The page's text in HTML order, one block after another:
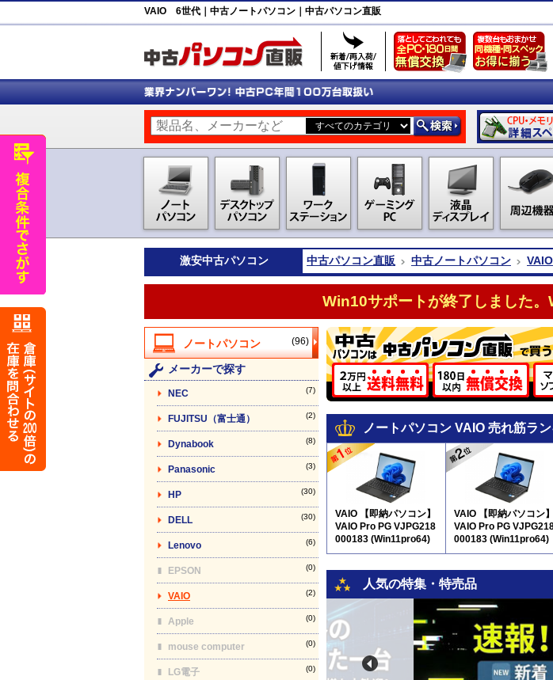
VAIO 6世代｜中古ノートパソコン｜中古パソコン直販
激安中古パソコン 中古パソコン直販 中古ノートパソコン VAIO
Win10サポートが終了しました。
(96)
メーカーで探す
NEC (7)
FUJITSU（富士通） (2)
Dynabook (8)
Panasonic (3)
HP (30)
DELL (30)
Lenovo (6)
EPSON (0)
VAIO (2)
Apple (0)
mouse computer (0)
LG電子 (0)
ノートパソコン VAIO 売れ筋ラ
VAIO 【即納パソコン】
VAIO Pro PG VJPG218
000183 (Win11pro64)
5N12
VAIO 【即納パソコン】
VAIO Pro PG
000183 (Win11pro64)
5N12
人気の特集・特売品